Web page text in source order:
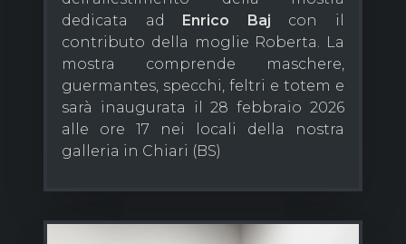
dedicata ad
Enrico Baj con il
contributo della moglie Roberta. La
mostra comprende maschere,
guermantes, specchi, feltri e totem e
sarà inaugurata il 28 febbraio 2026
alle ore 17 nei locali della nostra
galleria in Chiari (BS)